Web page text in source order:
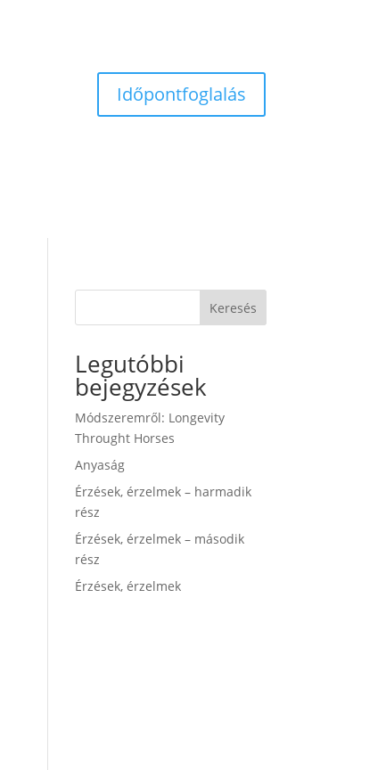
Időpontfoglalás
Keresés
Legutóbbi
bejegyzések
Módszeremről: Longevity
Throught Horses
Anyaság
Érzések, érzelmek – harmadik
rész
Érzések, érzelmek – második
rész
Érzések, érzelmek